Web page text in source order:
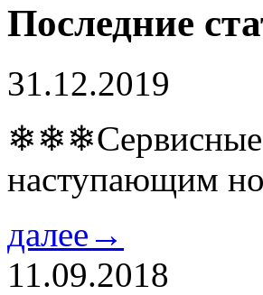
Последние
31.12.2019
❄❄❄Сервисные
наступающим
далее→
11.09.2018